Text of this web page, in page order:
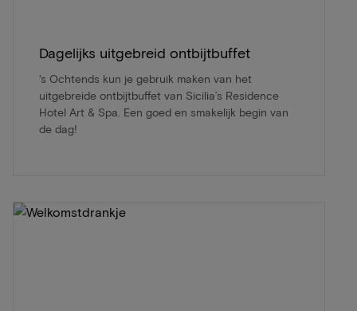
Dagelijks uitgebreid ontbijtbuffet
's Ochtends kun je gebruik maken van het
uitgebreide ontbijtbuffet van Sicilia’s Residence
Hotel Art & Spa. Een goed en smakelijk begin van
de dag!